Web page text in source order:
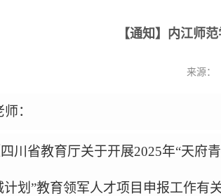
【通知】内江师
来源：
师：
川省教育厅关于开展2025年“天府
划 ”教育领军人才项目申报工作有